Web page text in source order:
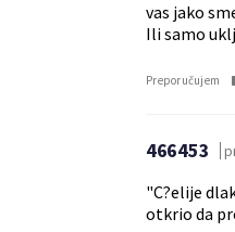
vas jako
Ili samo
Preporučujem
466453
"C?elije
otkrio da